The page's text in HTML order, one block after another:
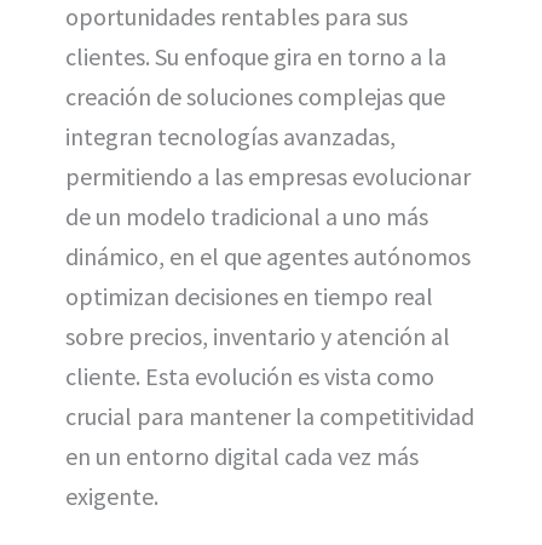
oportunidades rentables para sus
clientes. Su enfoque gira en torno a la
creación de soluciones complejas que
integran tecnologías avanzadas,
permitiendo a las empresas evolucionar
de un modelo tradicional a uno más
dinámico, en el que agentes autónomos
optimizan decisiones en tiempo real
sobre precios, inventario y atención al
cliente. Esta evolución es vista como
crucial para mantener la competitividad
en un entorno digital cada vez más
exigente.